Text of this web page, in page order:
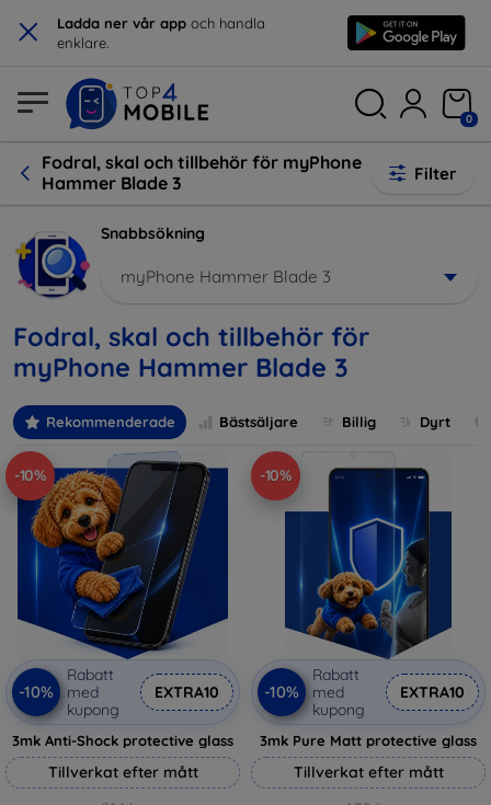
× Ladda ner vår app och handla
enklare.
0
Fodral, skal och tillbehör för myPhone
Hammer Blade 3
Filter
Snabbsökning
myPhone Hammer Blade 3
Fodral, skal och tillbehör för
myPhone Hammer Blade 3
Rekommenderade Bästsäljare Billig Dyrt
-10%
-10%
Rabatt
med
kupong
EXTRA10
3mk Anti-Shock protective glass
Tillverkat efter mått
-10%
-10%
Rabatt
med
kupong
EXTRA10
3mk Pure Matt protective glass
Tillverkat efter mått